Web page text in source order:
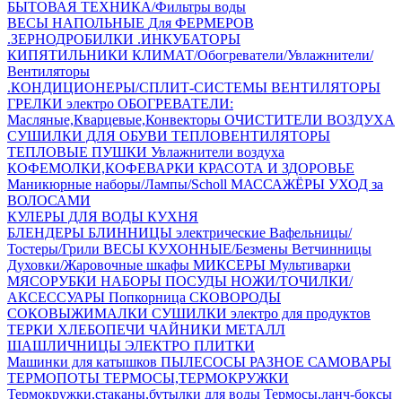
БЫТОВАЯ ТЕХНИКА/Фильтры воды
ВЕСЫ НАПОЛЬНЫЕ Для ФЕРМЕРОВ
.ЗЕРНОДРОБИЛКИ .ИНКУБАТОРЫ
КИПЯТИЛЬНИКИ КЛИМАТ/Обогреватели/Увлажнители/
Вентиляторы
.КОНДИЦИОНЕРЫ/СПЛИТ-СИСТЕМЫ ВЕНТИЛЯТОРЫ
ГРЕЛКИ электро ОБОГРЕВАТЕЛИ:
Масляные,Кварцевые,Конвекторы ОЧИСТИТЕЛИ ВОЗДУХА
СУШИЛКИ ДЛЯ ОБУВИ ТЕПЛОВЕНТИЛЯТОРЫ
ТЕПЛОВЫЕ ПУШКИ Увлажнители воздуха
КОФЕМОЛКИ,КОФЕВАРКИ КРАСОТА И ЗДОРОВЬЕ
Маникюрные наборы/Лампы/Scholl МАССАЖЁРЫ УХОД за
ВОЛОСАМИ
КУЛЕРЫ ДЛЯ ВОДЫ КУХНЯ
БЛЕНДЕРЫ БЛИННИЦЫ электрические Вафельницы/
Тостеры/Грили ВЕСЫ КУХОННЫЕ/Безмены Ветчинницы
Духовки/Жаровочные шкафы МИКСЕРЫ Мультиварки
МЯСОРУБКИ НАБОРЫ ПОСУДЫ НОЖИ/ТОЧИЛКИ/
АКСЕССУАРЫ Попкорница СКОВОРОДЫ
СОКОВЫЖИМАЛКИ СУШИЛКИ электро для продуктов
ТЕРКИ ХЛЕБОПЕЧИ ЧАЙНИКИ МЕТАЛЛ
ШАШЛИЧНИЦЫ ЭЛЕКТРО ПЛИТКИ
Машинки для катышков ПЫЛЕСОСЫ РАЗНОЕ САМОВАРЫ
ТЕРМОПОТЫ ТЕРМОСЫ,ТЕРМОКРУЖКИ
Термокружки,стаканы,бутылки для воды Термосы,ланч-боксы